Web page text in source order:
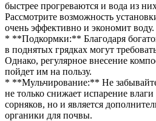
быстрее прогреваются и вода из
Рассмотрите возможность
очень эффективно и экономит воду.
* **Подкормки:** Благодаря
в поднятых грядках могут
Однако, регулярное внесение
пойдет им на пользу.
* **Мульчирование:** Не
не только снижает испарение
сорняков, но и является
органики для почвы.